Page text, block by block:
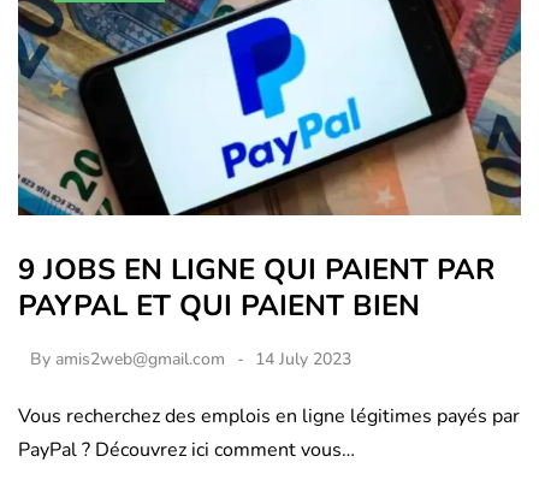
9 JOBS EN LIGNE QUI PAIENT PAR
PAYPAL ET QUI PAIENT BIEN
By amis2web@gmail.com 14 July 2023
Vous recherchez des emplois en ligne légitimes payés par
PayPal ? Découvrez ici comment vous…